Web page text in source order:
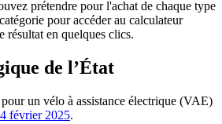
prétendre pour l'achat de chaque type
pour accéder au calculateur
résultat en quelques clics.
de l’État
un vélo à assistance électrique (VAE)
février 2025.